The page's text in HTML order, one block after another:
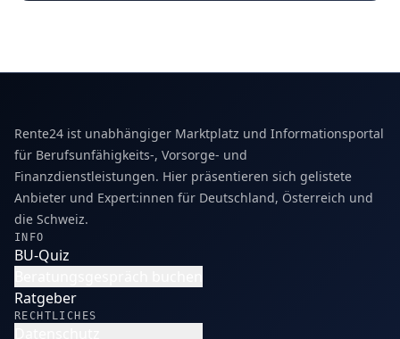
Rente24 ist unabhängiger Marktplatz und Informationsportal
für Berufsunfähigkeits-, Vorsorge- und
Finanzdienstleistungen. Hier präsentieren sich gelistete
Anbieter und Expert:innen für Deutschland, Österreich und
die Schweiz.
INFO
BU-Quiz
Ratgeber
RECHTLICHES